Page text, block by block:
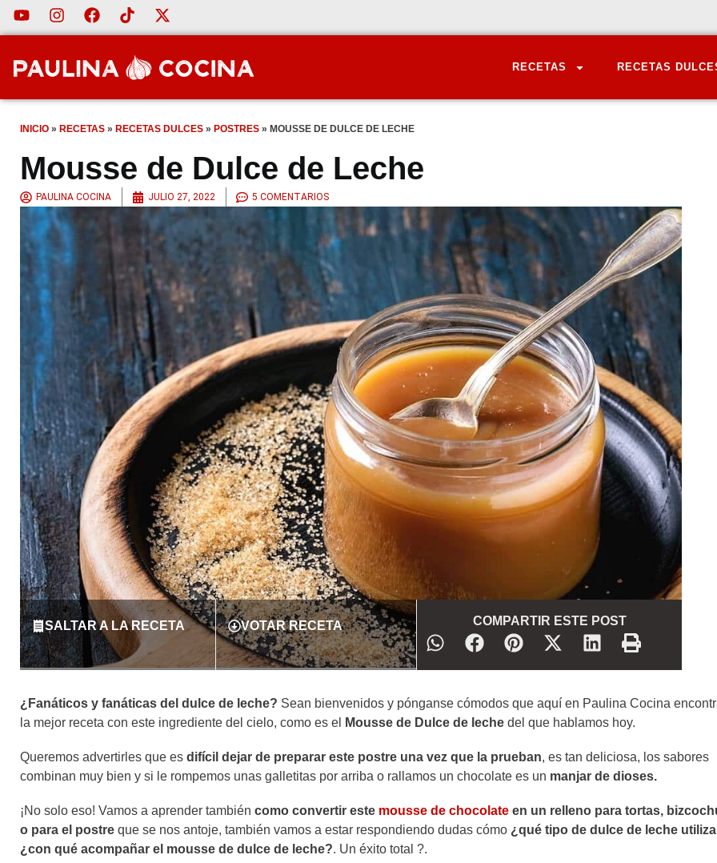
RECETAS RECETAS
INICIO » RECETAS » RECETAS DULCES » POSTRES » MOUSSE DE DULCE DE LECHE
Mousse de Dulce de Leche
PAULINA COCINA JULIO 27, 2022 5 COMENTARIOS
SALTAR A LA RECETA VOTAR RECETA COMPARTIR ESTE POST
¿Fanáticos y fanáticas del dulce de leche? Sean bienvenidos y pónganse cómodos que aquí en Paulina Cocina
la mejor receta con este ingrediente del cielo, como es el
Mousse de Dulce de leche del que hablamos hoy.
Queremos advertirles que es difícil dejar de preparar este postre una vez que la prueban, es tan deliciosa, los sabores
combinan muy bien y si le rompemos unas galletitas por arriba o rallamos un chocolate es un manjar de dioses.
¡No solo eso! Vamos a aprender también como convertir este mousse de chocolate en un relleno para tortas,
o para el postre que se nos antoje, también vamos a estar respondiendo dudas cómo ¿qué tipo de dulce de leche
¿con qué acompañar el mousse de dulce de leche?. Un éxito total ?.